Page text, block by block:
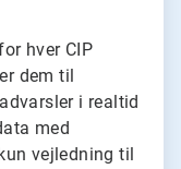
hver CIP
dem til
i realtid
med
vejledning til